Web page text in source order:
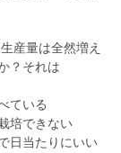
産量は全然増え
？それは
ている
培できない
日当たりにいい